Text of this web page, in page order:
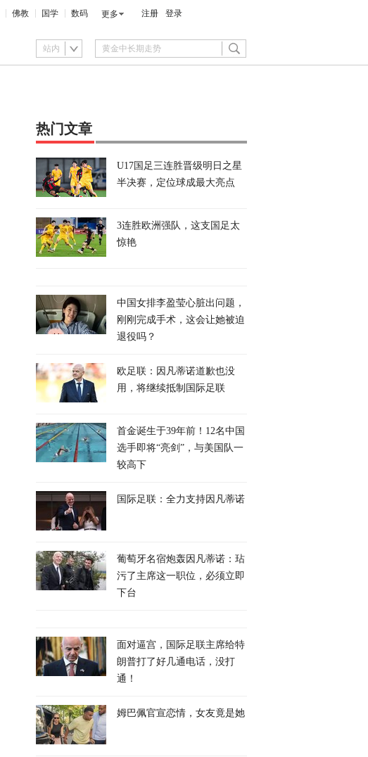
佛教 国学 数码 更多 注册 登录
站内
热门文章
U17国足三连胜晋级明日之星
半决赛，定位球成最大亮点
3连胜欧洲强队，这支国足太
惊艳
中国女排李盈莹心脏出问题，
刚刚完成手术，这会让她被迫
退役吗？
欧足联：因凡蒂诺道歉也没
用，将继续抵制国际足联
首金诞生于39年前！12名中国
选手即将“亮剑”，与美国队一
较高下
国际足联：全力支持因凡蒂诺
葡萄牙名宿炮轰因凡蒂诺：玷
污了主席这一职位，必须立即
下台
面对逼宫，国际足联主席给特
朗普打了好几通电话，没打
通！
姆巴佩官宣恋情，女友竟是她